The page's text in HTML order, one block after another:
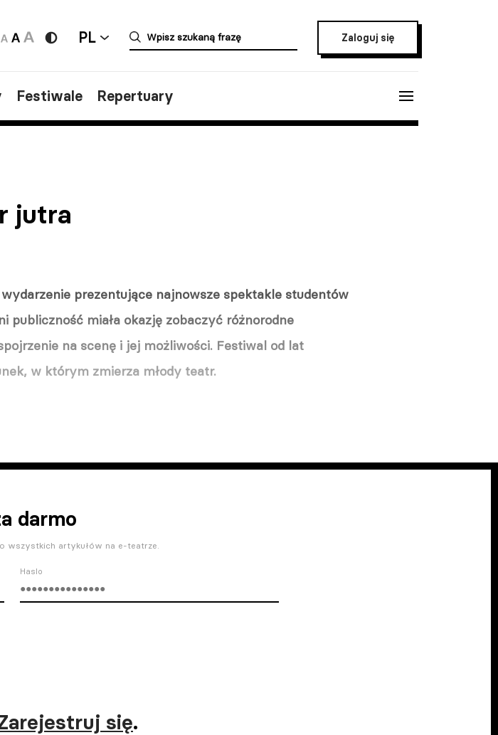
PL Zaloguj się
Festiwale Repertuary
jutra
prezentujące najnowsze spektakle studentów
publiczność miała okazję zobaczyć różnorodne
na scenę i jej możliwości. Festiwal od lat
w którym zmierza młody teatr.
darmo
wszystkich artykułów na e-teatrze.
Haslo
się.